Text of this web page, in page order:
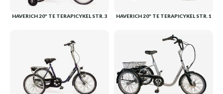
HAVERICH 20″ TE TERAPICYKEL STR. 3 HAVERICH 20″ TE TERAPICYKEL STR. 1